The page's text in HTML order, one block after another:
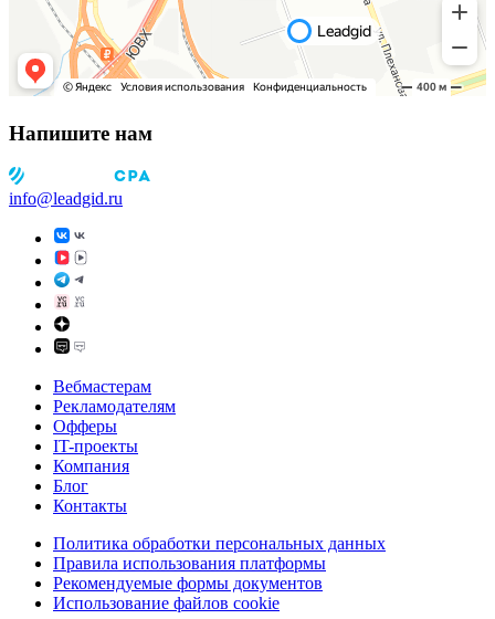
Напишите нам
info@leadgid.ru
Вебмастерам
Рекламодателям
Офферы
IT-проекты
Компания
Блог
Контакты
Политика обработки персональных данных
Правила использования платформы
Рекомендуемые формы документов
Использование файлов cookie